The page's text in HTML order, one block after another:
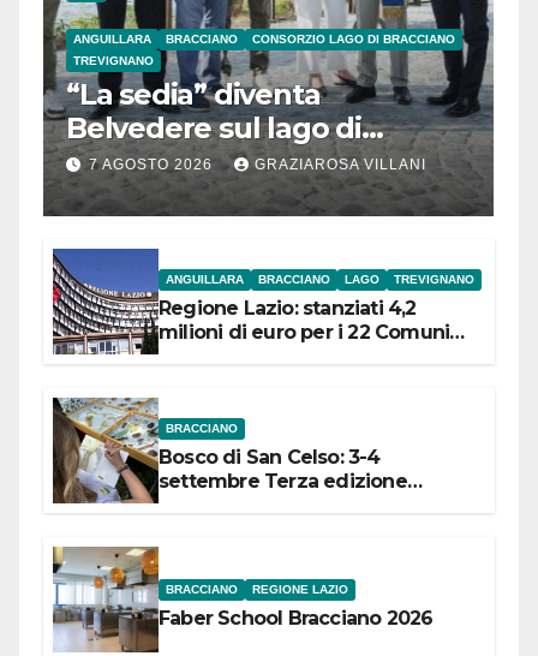
ANGUILLARA BRACCIANO
CONSORZIO LAGO DI BRACCIANO
TREVIGNANO
“La sedia” diventa
Belvedere sul lago di
Bracciano: ieri
l’inaugurazione
7 AGOSTO 2026 GRAZIAROSA VILLANI
ANGUILLARA BRACCIANO LAGO TREVIGNANO
Regione Lazio: stanziati 4,2
milioni di euro per i 22 Comuni
BRACCIANO
Bosco di San Celso: 3-4
settembre Terza edizione
BRACCIANO REGIONE LAZIO
Faber School Bracciano 2026